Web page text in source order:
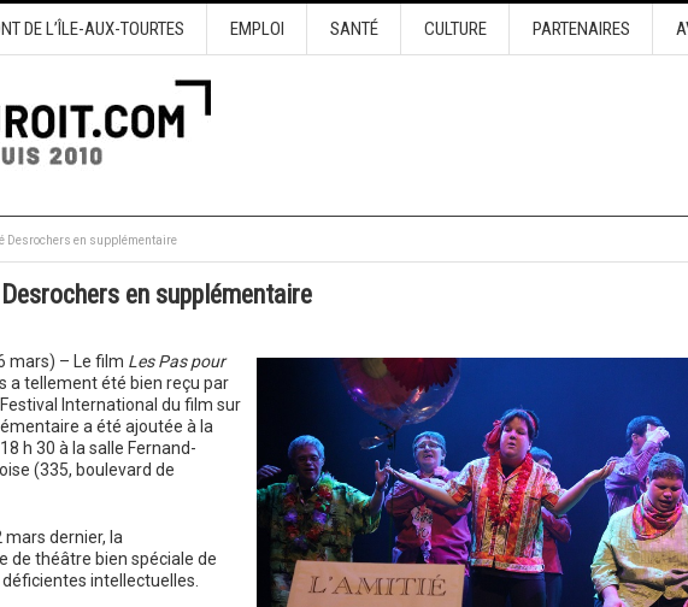
DE L’ÎLE-AUX-TOURTES EMPLOI SANTÉ CULTURE PARTENAIRES
Desrochers en supplémentaire
en supplémentaire
mars) – Le film Les Pas pour
a tellement été bien reçu par
International du film sur
a été ajoutée à la
h 30 à la salle Fernand-
(335, boulevard de
dernier, la
de théâtre bien spéciale de
intellectuelles.